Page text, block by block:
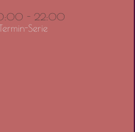
- 22:00
Serie